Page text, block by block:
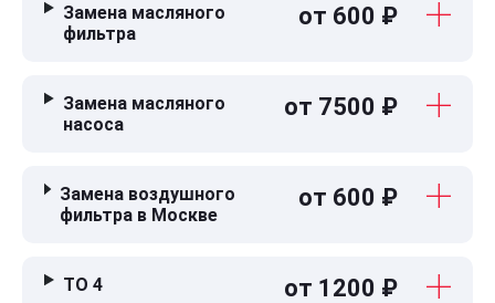
Замена масляного
фильтра
от 600 ₽
Замена масляного
насоса
от 7500 ₽
Замена воздушного
фильтра в Москве
от 600 ₽
ТО 4 от 1200 ₽